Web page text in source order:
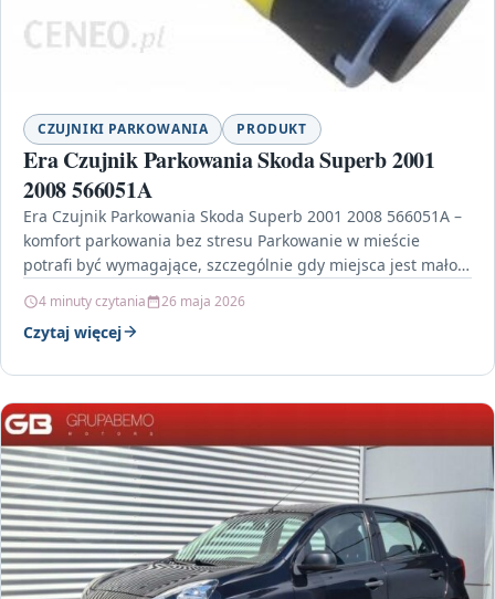
CZUJNIKI PARKOWANIA PRODUKT
Era Czujnik Parkowania Skoda Superb 2001
2008 566051A
Era Czujnik Parkowania Skoda Superb 2001 2008 566051A –
komfort parkowania bez stresu Parkowanie w mieście
potrafi być wymagające, szczególnie gdy miejsca jest mało,
4 minuty czytania 26 maja 2026
Czytaj więcej